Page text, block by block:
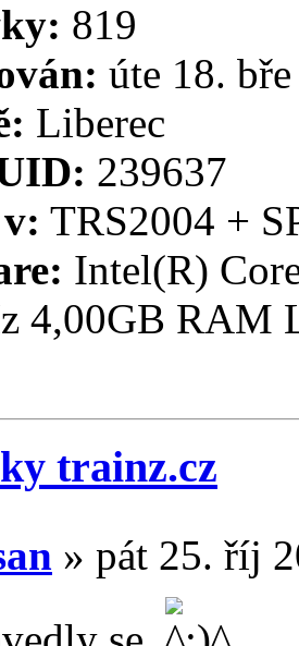
819
úte 18.
Liberec
239637
TRS2004 +
Intel(R)
4,00GB RAM
trainz.cz
» pát 25. říj